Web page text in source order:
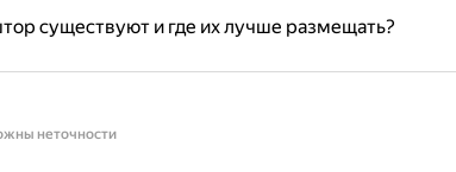
существуют и где их лучше размещать?
неточности